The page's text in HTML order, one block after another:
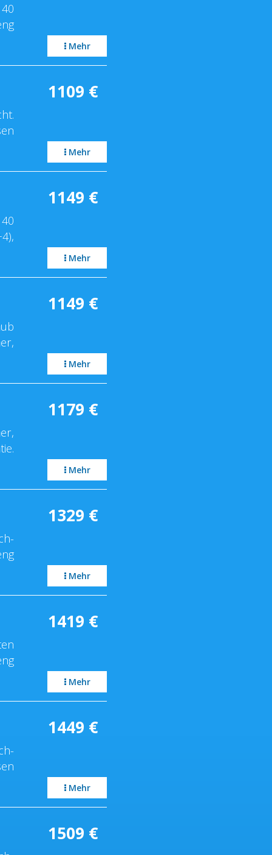
Mehr
1109 €
Mehr
1149 €
Mehr
1149 €
Mehr
1179 €
Mehr
1329 €
Mehr
1419 €
Mehr
1449 €
Mehr
1509 €